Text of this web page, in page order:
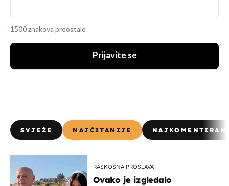
1500 znakova preostalo
Prijavite se
SVJEŽE NAJČITANIJE
RASKOŠNA PROSLAVA
Ovako je izgledalo